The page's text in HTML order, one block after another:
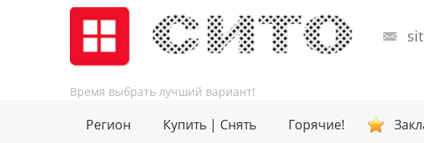
Время выбрать лучший вариант!
Регион Купить | Снять Горячие!